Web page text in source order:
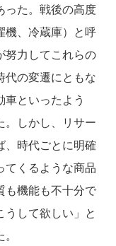
った。戦後の高度
機、冷蔵庫）と呼
努力してこれらの
代の変遷にともな
といったよう
。しかし、リサー
、時代ごとに明確
てくるような商品
も機能も不十分で
して欲しい」と